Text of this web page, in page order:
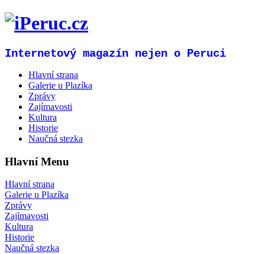
Internetový magazín nejen o Peruci
Hlavní strana
Galerie u Plazíka
Zprávy
Zajímavosti
Kultura
Historie
Naučná stezka
Hlavní Menu
Hlavní strana
Galerie u Plazíka
Zprávy
Zajímavosti
Kultura
Historie
Naučná stezka